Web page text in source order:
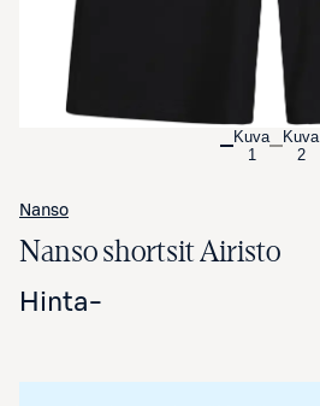
Kuva
1
Kuva
2
Nanso
Nanso shortsit Airisto
Hinta-